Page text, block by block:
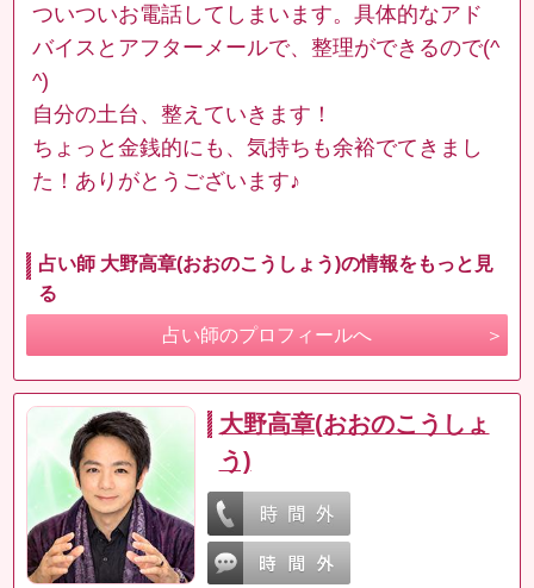
ついついお電話してしまいます。具体的なアド
バイスとアフターメールで、整理ができるので(^
^)
自分の土台、整えていきます！
ちょっと金銭的にも、気持ちも余裕でてきまし
た！ありがとうございます♪
占い師 大野高章(おおのこうしょう)の情報をもっと見
る
占い師のプロフィールへ
大野高章(おおのこうしょ
う)